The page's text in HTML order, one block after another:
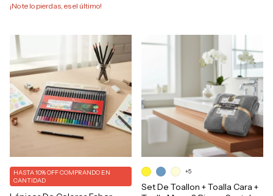
¡No te lo pierdas, es el último!
HASTA 10% OFFCOMPRANDO EN
CANTIDAD
Set De Toallon + Toalla Cara +
+5